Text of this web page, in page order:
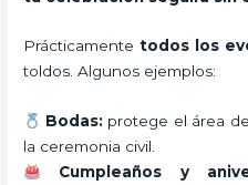
Prácticamente todos los
toldos. Algunos ejemplos:
Bodas: protege el área
la ceremonia civil.
Cumpleaños y